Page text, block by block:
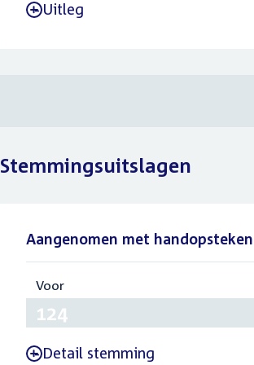
- Uitleg
Stemmingsuitslagen
Aangenomen met handopsteken
Voor
124
- Detail stemming